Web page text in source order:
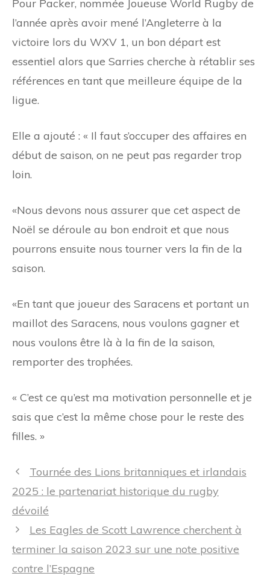
Pour Packer, nommée Joueuse World Rugby de
l’année après avoir mené l’Angleterre à la
victoire lors du WXV 1, un bon départ est
essentiel alors que Sarries cherche à rétablir ses
références en tant que meilleure équipe de la
ligue.
Elle a ajouté : « Il faut s’occuper des affaires en
début de saison, on ne peut pas regarder trop
loin.
«Nous devons nous assurer que cet aspect de
Noël se déroule au bon endroit et que nous
pourrons ensuite nous tourner vers la fin de la
saison.
«En tant que joueur des Saracens et portant un
maillot des Saracens, nous voulons gagner et
nous voulons être là à la fin de la saison,
remporter des trophées.
« C’est ce qu’est ma motivation personnelle et je
sais que c’est la même chose pour le reste des
filles. »
Navigation
des
articles
Tournée des Lions britanniques et irlandais
2025 : le partenariat historique du rugby
dévoilé
Les Eagles de Scott Lawrence cherchent à
terminer la saison 2023 sur une note positive
contre l’Espagne